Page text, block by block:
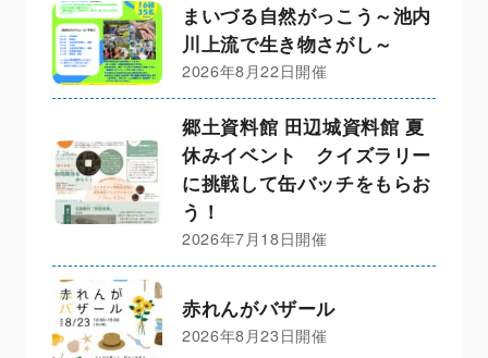
まいづる自然がっこう～池内
川上流で生き物さがし～
2026年8月22日開催
郷土資料館 田辺城資料館 夏
休みイベント クイズラリー
に挑戦して缶バッチをもらお
う！
2026年7月18日開催
赤れんがバザール
2026年8月23日開催